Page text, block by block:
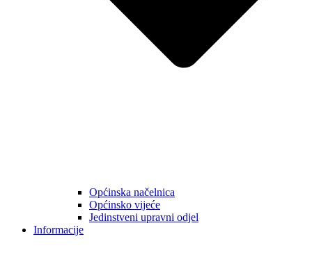
Općinska načelnica
Općinsko vijeće
Jedinstveni upravni odjel
Informacije